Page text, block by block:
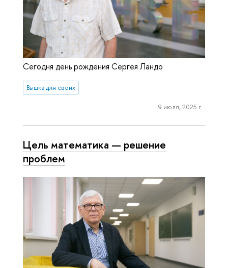
Сегодня день рождения Сергея Ландо
Вышка для своих
9 июля, 2025 г.
Цель математика — решение
проблем